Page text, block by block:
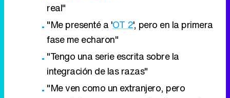
real"
"Me presenté a 'OT 2', pero en la primera
fase me echaron"
"Tengo una serie escrita sobre la
integración de las razas"
"Me ven como un extranjero, pero